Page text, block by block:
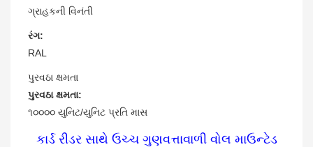
ગ્રાહકની વિનંતી
રંગ:
RAL
પુરવઠા ક્ષમતા
પુરવઠા ક્ષમતા:
૧૦૦૦૦ યુનિટ/યુનિટ પ્રતિ માસ
કાર્ડ રીડર સાથે ઉચ્ચ ગુણવત્તાવાળી વોલ માઉન્ટેડ